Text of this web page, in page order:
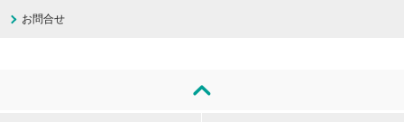
お問合せ